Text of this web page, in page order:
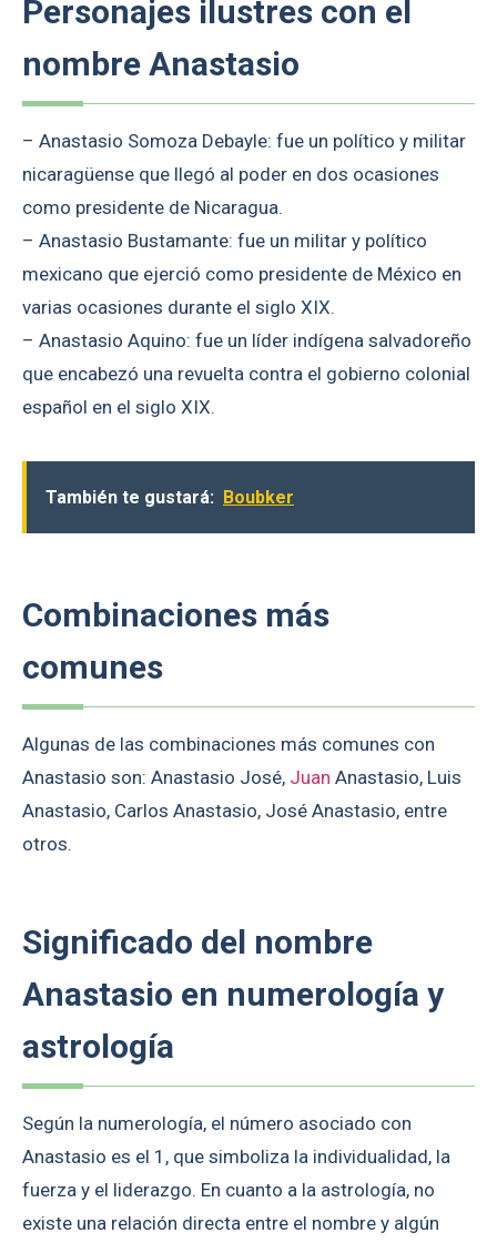
Personajes ilustres con el
nombre Anastasio
– Anastasio Somoza Debayle: fue un político y militar
nicaragüense que llegó al poder en dos ocasiones
como presidente de Nicaragua.
– Anastasio Bustamante: fue un militar y político
mexicano que ejerció como presidente de México en
varias ocasiones durante el siglo XIX.
– Anastasio Aquino: fue un líder indígena salvadoreño
que encabezó una revuelta contra el gobierno colonial
español en el siglo XIX.
También te gustará: Boubker
Combinaciones más
comunes
Algunas de las combinaciones más comunes con
Anastasio son: Anastasio José, Juan Anastasio, Luis
Anastasio, Carlos Anastasio, José Anastasio, entre
otros.
Significado del nombre
Anastasio en numerología y
astrología
Según la numerología, el número asociado con
Anastasio es el 1, que simboliza la individualidad, la
fuerza y el liderazgo. En cuanto a la astrología, no
existe una relación directa entre el nombre y algún